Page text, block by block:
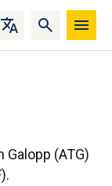
(ATG)